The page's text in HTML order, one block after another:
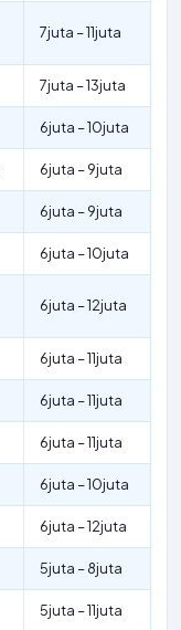
7juta – 11juta
7juta – 13juta
6juta – 10juta
6juta – 9juta
6juta – 9juta
6juta – 10juta
6juta – 12juta
6juta – 11juta
6juta – 11juta
6juta – 11juta
6juta – 10juta
6juta – 12juta
5juta – 8juta
5juta – 11juta